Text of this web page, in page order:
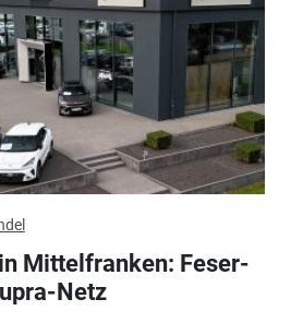
Mittelfranken: Feser-
Netz